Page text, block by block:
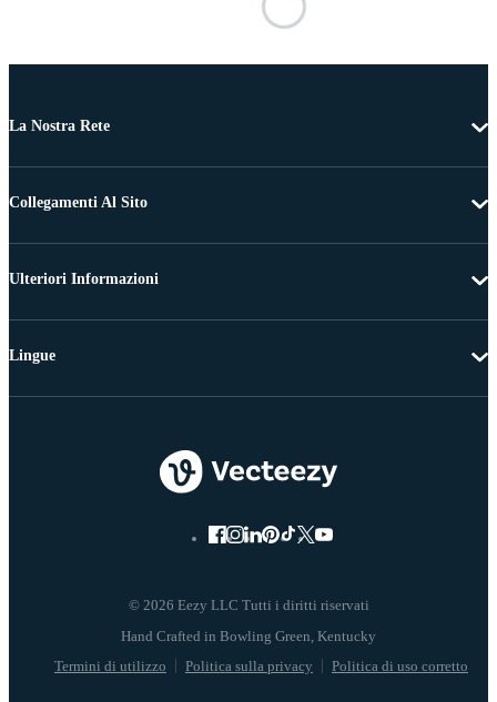
La Nostra Rete
Collegamenti Al Sito
Ulteriori Informazioni
© 2026 Eezy LLC Tutti i diritti riservati
Termini di utilizzo Politica sulla privacy Politica di uso corretto
Lingue